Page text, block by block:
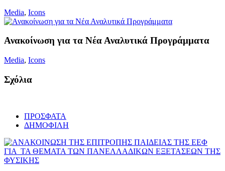
Media, Icons
Ανακοίνωση για τα Νέα Αναλυτικά Προγράμματα
Media, Icons
Σχόλια
ΠΡΟΣΦΑΤΑ
ΔΗΜΟΦΙΛΗ